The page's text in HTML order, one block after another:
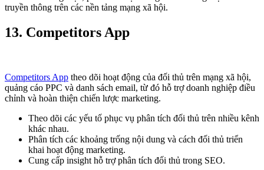
truyền thông trên các nền tảng mạng xã hội.
13. Competitors App
Competitors App theo dõi hoạt động của đối thủ trên mạng xã hội,
quảng cáo PPC và danh sách email, từ đó hỗ trợ doanh nghiệp điều
chỉnh và hoàn thiện chiến lược marketing.
Theo dõi các yếu tố phục vụ phân tích đối thủ trên nhiều kênh
khác nhau.
Phân tích các khoảng trống nội dung và cách đối thủ triển
khai hoạt động marketing.
Cung cấp insight hỗ trợ phân tích đối thủ trong SEO.